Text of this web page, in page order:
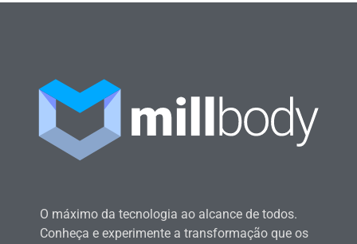
O máximo da tecnologia ao alcance de todos.
Conheça e experimente a transformação que os